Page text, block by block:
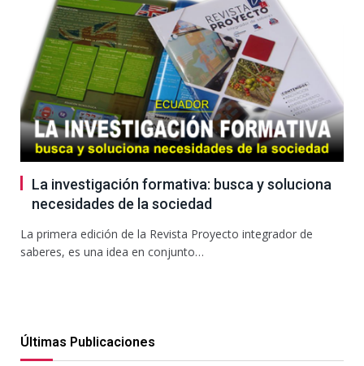
La investigación formativa: busca y soluciona
necesidades de la sociedad
La primera edición de la Revista Proyecto integrador de
saberes, es una idea en conjunto…
Últimas Publicaciones